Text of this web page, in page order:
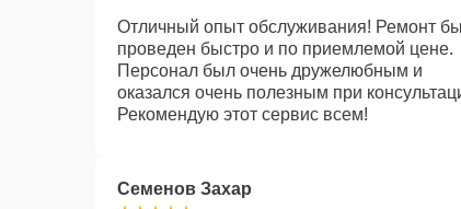
Отличный опыт обслуживания! Ремонт
проведен быстро и по приемлемой цене.
Персонал был очень дружелюбным и
оказался очень полезным при
Рекомендую этот сервис всем!
Семенов Захар